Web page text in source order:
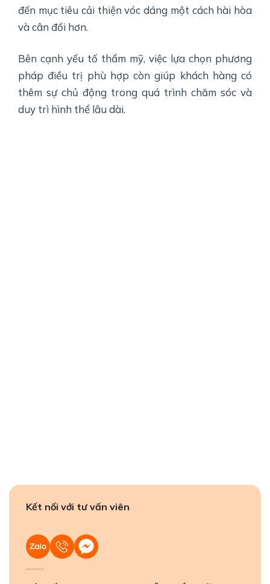
đến mục tiêu cải thiện vóc dáng một cách hài hòa
và cân đối hơn.
Bên cạnh yếu tố thẩm mỹ, việc lựa chọn phương
pháp điều trị phù hợp còn giúp khách hàng có
thêm sự chủ động trong quá trình chăm sóc và
duy trì hình thể lâu dài.
Kết nối với tư vấn viên